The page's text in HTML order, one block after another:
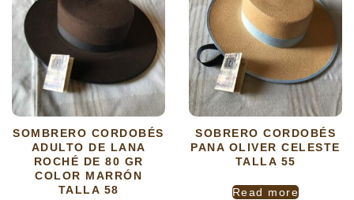
SOMBRERO CORDOBÉS
ADULTO DE LANA
ROCHÉ DE 80 GR
COLOR MARRÓN
TALLA 58
SOBRERO CORDOBÉS
PANA OLIVER CELESTE
TALLA 55
Read more